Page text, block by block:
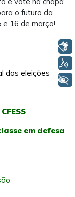
o futuro da
e 16 de março!
das eleições
em defesa